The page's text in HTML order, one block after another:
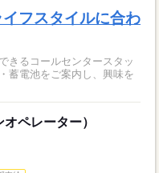
フスタイルに合わ
きるコールセンタースタッ
ペレーター）